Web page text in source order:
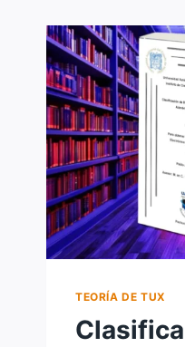
TEORÍA DE TUX